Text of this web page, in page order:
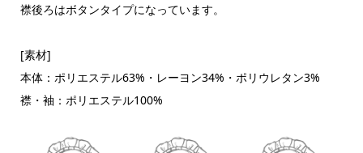
襟後ろはボタンタイプになっています。
[素材]
本体：ポリエステル63%・レーヨン34%・ポリウレタン3%
襟・袖：ポリエステル100%